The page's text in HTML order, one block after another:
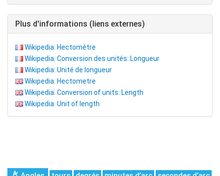
Plus d'informations (liens externes)
Wikipedia: Hectomètre
Wikipedia: Conversion des unités: Longueur
Wikipedia: Unité de longueur
Wikipedia: Hectometre
Wikipedia: Conversion of units: Length
Wikipedia: Unit of length